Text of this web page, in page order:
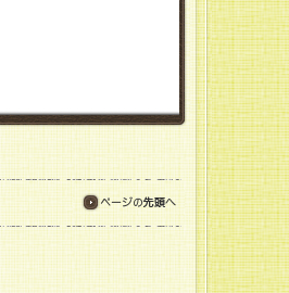
ページの先頭へ